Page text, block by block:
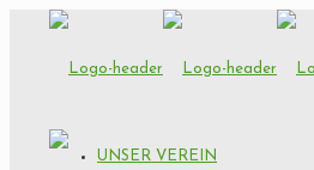
UNSER VEREIN